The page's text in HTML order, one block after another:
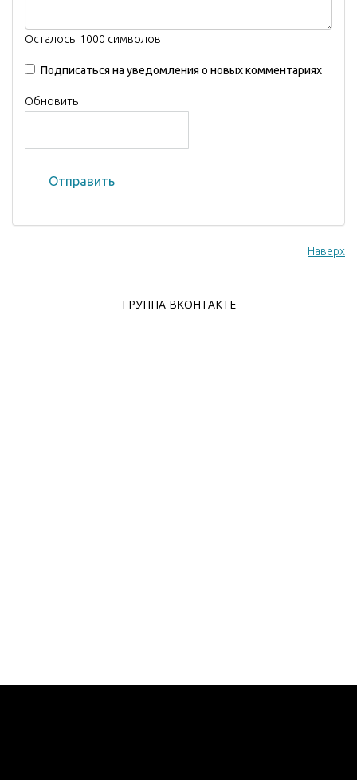
Осталось: 1000 символов
Подписаться на уведомления о новых комментариях
Обновить
Отправить
Наверх
ГРУППА ВКОНТАКТЕ